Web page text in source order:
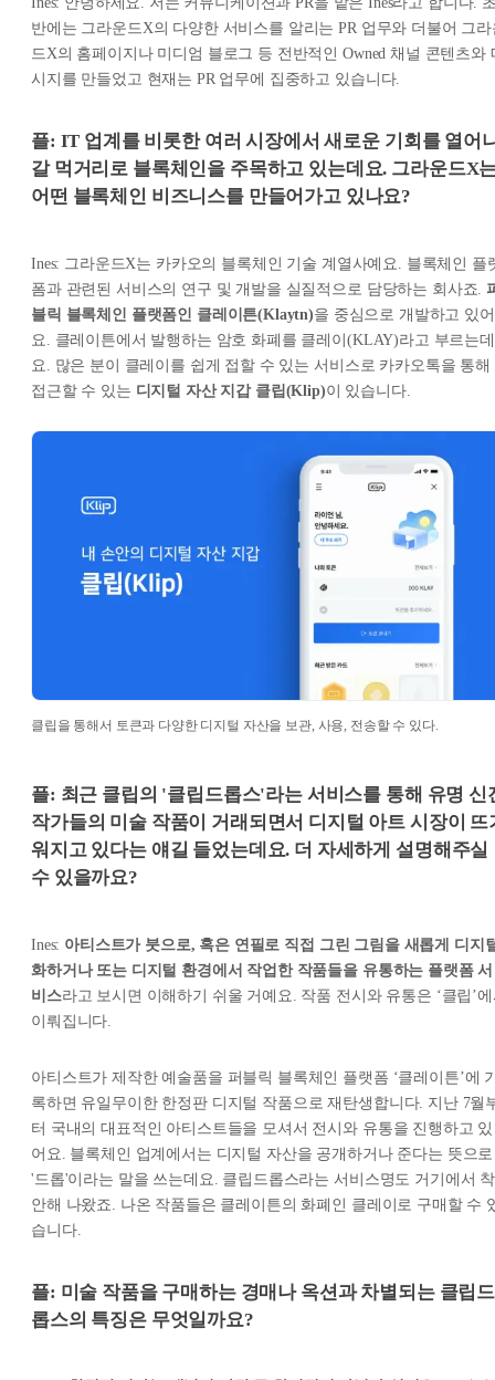
반에는 그라운드X의 다양한 서비스를 알리는 PR 업무와 더불어 그라
드X의 홈페이지나 미디엄 블로그 등 전반적인 Owned 채널 콘텐츠와
시지를 만들었고 현재는 PR 업무에 집중하고 있습니다.
플: IT 업계를 비롯한 여러 시장에서 새로운 기회를 열어
갈 먹거리로 블록체인을 주목하고 있는데요. 그라운드X
어떤 블록체인 비즈니스를 만들어가고 있나요?
Ines: 그라운드X는 카카오의 블록체인 기술 계열사예요. 블록체인 플
폼과 관련된 서비스의 연구 및 개발을 실질적으로 담당하는 회사죠.
블릭 블록체인 플랫폼인 클레이튼(Klaytn)을 중심으로 개발하고 있어
요. 클레이튼에서 발행하는 암호 화폐를 클레이(KLAY)라고 부르는데
요. 많은 분이 클레이를 쉽게 접할 수 있는 서비스로 카카오톡을 통해
접근할 수 있는 디지털 자산 지갑 클립(Klip)이 있습니다.
클립을 통해서 토큰과 다양한 디지털 자산을 보관, 사용, 전송할 수 있다.
플: 최근 클립의 '클립드롭스'라는 서비스를 통해 유명 신
작가들의 미술 작품이 거래되면서 디지털 아트 시장이 뜨
워지고 있다는 얘길 들었는데요. 더 자세하게 설명해주실
수 있을까요?
Ines: 아티스트가 붓으로, 혹은 연필로 직접 그린 그림을 새롭게 디지
화하거나 또는 디지털 환경에서 작업한 작품들을 유통하는 플랫폼 서
비스라고 보시면 이해하기 쉬울 거예요. 작품 전시와 유통은 ‘클립’
이뤄집니다.
아티스트가 제작한 예술품을 퍼블릭 블록체인 플랫폼 ‘클레이튼’에
록하면 유일무이한 한정판 디지털 작품으로 재탄생합니다. 지난 7월
터 국내의 대표적인 아티스트들을 모셔서 전시와 유통을 진행하고 있
어요. 블록체인 업계에서는 디지털 자산을 공개하거나 준다는 뜻으로
'드롭'이라는 말을 쓰는데요. 클립드롭스라는 서비스명도 거기에서 착
안해 나왔죠. 나온 작품들은 클레이튼의 화폐인 클레이로 구매할 수
습니다.
플: 미술 작품을 구매하는 경매나 옥션과 차별되는 클립드
롭스의 특징은 무엇일까요?